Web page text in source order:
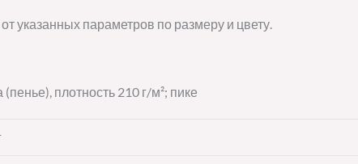
указанных параметров по размеру и цвету.
плотность 210 г/м²; пике